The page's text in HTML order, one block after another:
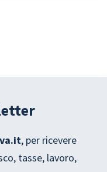
, per ricevere
tasse, lavoro,